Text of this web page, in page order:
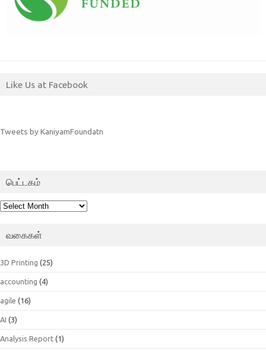
Like Us at Facebook
Tweets by KaniyamFoundatn
பெட்டகம்
பெட்டகம்
வகைகள்
3D Printing (25)
accounting (4)
agile (16)
AI (3)
Analysis Report (1)